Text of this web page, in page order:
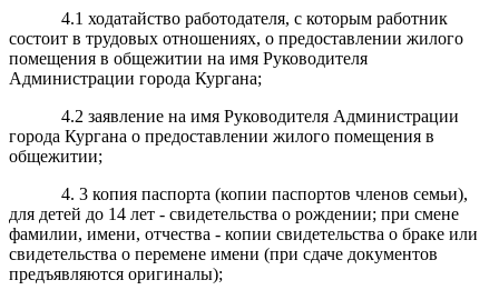
4.1 ходатайство работодателя, с которым работник
состоит в трудовых отношениях, о предоставлении жилого
помещения в общежитии на имя Руководителя
Администрации города Кургана;
4.2 заявление на имя Руководителя Администрации
города Кургана о предоставлении жилого помещения в
общежитии;
4. 3 копия паспорта (копии паспортов членов семьи),
для детей до 14 лет - свидетельства о рождении; при смене
фамилии, имени, отчества - копии свидетельства о браке или
свидетельства о перемене имени (при сдаче документов
предъявляются оригиналы);